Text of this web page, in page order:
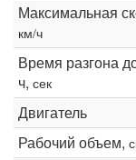
Максимальная
км/ч
Время разгона
ч, сек
Двигатель
Рабочий объем,